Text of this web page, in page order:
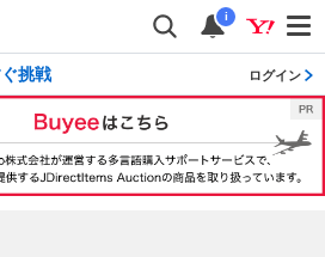
i
挑戦 ログイン